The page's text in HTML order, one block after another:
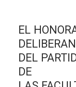
EL
DEL
DE